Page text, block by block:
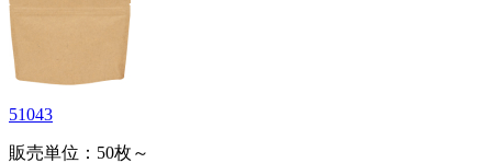
51043
販売単位：50枚～